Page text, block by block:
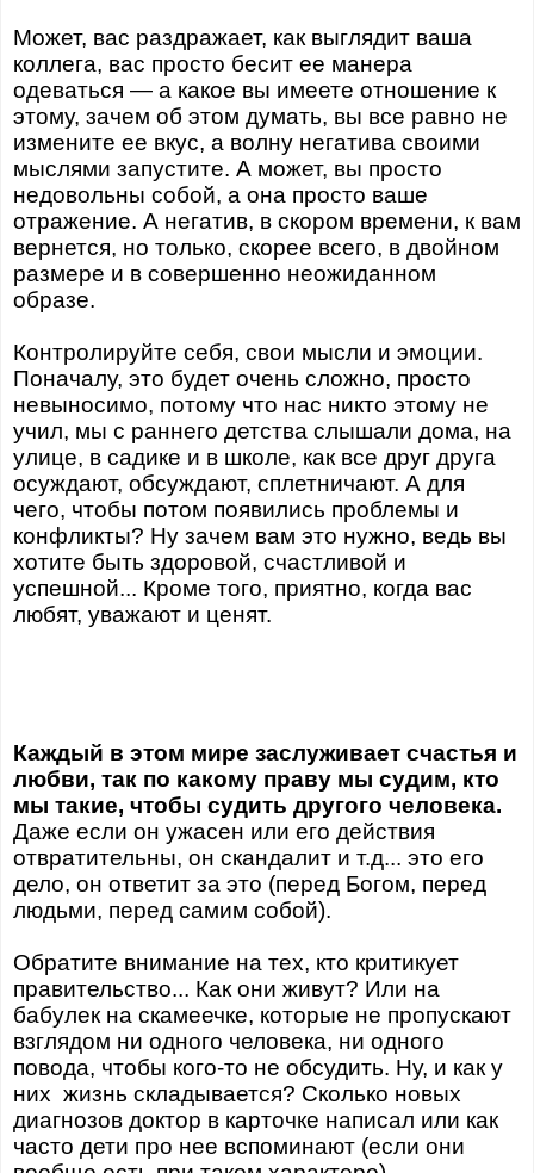
Может, вас раздражает, как выглядит ваша
коллега, вас просто бесит ее манера
одеваться — а какое вы имеете отношение к
этому, зачем об этом думать, вы все равно не
измените ее вкус, а волну негатива своими
мыслями запустите. А может, вы просто
недовольны собой, а она просто ваше
отражение. А негатив, в скором времени, к вам
вернется, но только, скорее всего, в двойном
размере и в совершенно неожиданном
образе.
Контролируйте себя, свои мысли и эмоции.
Поначалу, это будет очень сложно, просто
невыносимо, потому что нас никто этому не
учил, мы с раннего детства слышали дома, на
улице, в садике и в школе, как все друг друга
осуждают, обсуждают, сплетничают. А для
чего, чтобы потом появились проблемы и
конфликты? Ну зачем вам это нужно, ведь вы
хотите быть здоровой, счастливой и
успешной... Кроме того, приятно, когда вас
любят, уважают и ценят.
Каждый в этом мире заслуживает счастья и
любви, так по какому праву мы судим, кто
мы такие, чтобы судить другого человека.
Даже если он ужасен или его действия
отвратительны, он скандалит и т.д... это его
дело, он ответит за это (перед Богом, перед
людьми, перед самим собой).
Обратите внимание на тех, кто критикует
правительство... Как они живут? Или на
бабулек на скамеечке, которые не пропускают
взглядом ни одного человека, ни одного
повода, чтобы кого-то не обсудить. Ну, и как у
них жизнь складывается? Сколько новых
диагнозов доктор в карточке написал или как
часто дети про нее вспоминают (если они